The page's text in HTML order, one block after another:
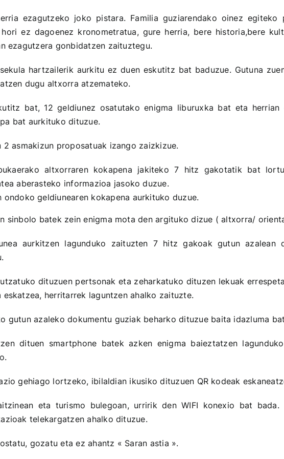
ezagutzeko joko pistara. Familia guziarendako oinez egiteko
ez dagoenez kronometratua, gure herria, bere historia,bere
ezagutzera gonbidatzen zaituztegu.
hartzailerik aurkitu ez duen eskutitz bat baduzue. Gutuna
dugu altxorra atzemateko.
bat, 12 geldiunez osatutako enigma liburuxka bat eta herrian
bat aurkituko dituzue.
2 asmakizun proposatuak izango zaizkizue.
altxorraren kokapena jakiteko 7 hitz gakotatik bat
aberasteko informazioa jasoko duzue.
ondoko geldiunearen kokapena aurkituko duzue.
sinbolo batek zein enigma mota den argituko dizue ( altxorra/
aurkitzen lagunduko zaituzten 7 hitz gakoak gutun azalean
dituzuen pertsonak eta zeharkatuko dituzen lekuak
eskatzea, herritarrek laguntzen ahalko zaituzte.
gutun azaleko dokumentu guziak beharko dituzue baita idazluma
dituen smartphone batek azken enigma baieztatzen
gehiago lortzeko, ibilaldian ikusiko dituzuen QR kodeak
eta turismo bulegoan, urririk den WIFI konexio bat bada.
telekargatzen ahalko dituzue.
gozatu eta ez ahantz « Saran astia ».